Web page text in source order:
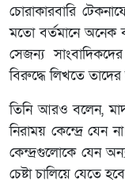
চোরাকারবারি
মতো বর্তমানে অনেক
সেজন্য
বিরুদ্ধে লিখতে
তিনি আরও বলেন,
নিরাময় কেন্দ্রে যেন
কেন্দ্রগুলোকে যেন
চেষ্টা চালিয়ে যেতে